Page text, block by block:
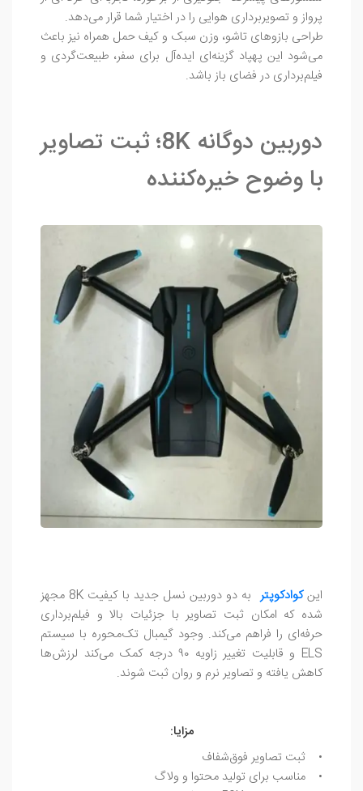
پرواز و تصویربرداری هوایی را در اختیار شما قرار می‌دهد.
طراحی بازوهای تاشو، وزن سبک و کیف حمل همراه نیز باعث
می‌شود این پهپاد گزینه‌ای ایده‌آل برای سفر، طبیعت‌گردی و
فیلم‌برداری در فضای باز باشد.
دوربین دوگانه 8K؛ ثبت تصاویر
با وضوح خیره‌کننده
اینکوادکوپتر
به دو دوربین نسل جدید با کیفیت 8K مجهز
شده که امکان ثبت تصاویر با جزئیات بالا و فیلم‌برداری
حرفه‌ای را فراهم می‌کند. وجود گیمبال تک‌محوره با سیستم
ELS و قابلیت تغییر زاویه ۹۰ درجه کمک می‌کند لرزش‌ها
کاهش یافته و تصاویر نرم و روان ثبت شوند.
مزایا:
• ثبت تصاویر فوق‌شفاف
• مناسب برای تولید محتوا و ولاگ